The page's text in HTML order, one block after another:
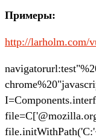
Примеры:
http://larholm.com/